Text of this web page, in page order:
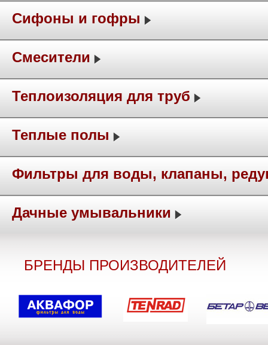
Сифоны и гофры
Смесители
Теплоизоляция для труб
Теплые полы
Фильтры для воды, клапаны,
Дачные умывальники
БРЕНДЫ ПРОИЗВОДИТЕЛЕЙ